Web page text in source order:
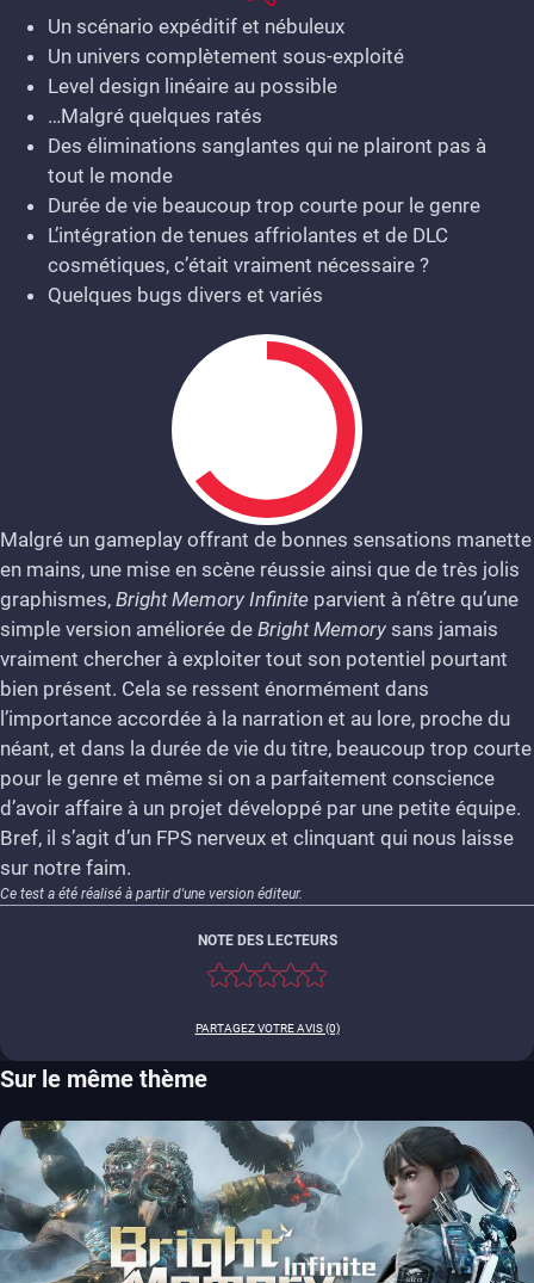
Un scénario expéditif et nébuleux
Un univers complètement sous-exploité
Level design linéaire au possible
…Malgré quelques ratés
Des éliminations sanglantes qui ne plairont pas à
tout le monde
Durée de vie beaucoup trop courte pour le genre
L’intégration de tenues affriolantes et de DLC
cosmétiques, c’était vraiment nécessaire ?
Quelques bugs divers et variés
6.5
Malgré un gameplay offrant de bonnes sensations manette
en mains, une mise en scène réussie ainsi que de très jolis
graphismes, Bright Memory Infinite parvient à n’être qu’une
simple version améliorée de Bright Memory sans jamais
vraiment chercher à exploiter tout son potentiel pourtant
bien présent. Cela se ressent énormément dans
l’importance accordée à la narration et au lore, proche du
néant, et dans la durée de vie du titre, beaucoup trop courte
pour le genre et même si on a parfaitement conscience
d’avoir affaire à un projet développé par une petite équipe.
Bref, il s’agit d’un FPS nerveux et clinquant qui nous laisse
sur notre faim.
Ce test a été réalisé à partir d'une version éditeur.
NOTE DES LECTEURS
PARTAGEZ VOTRE AVIS (0)
Sur le même thème